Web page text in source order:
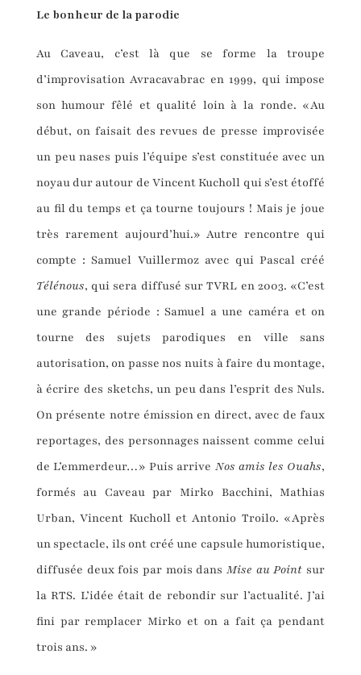
Le bonheur de la parodie
Au Caveau, c’est là que se forme la troupe
d’improvisation Avracavabrac en 1999, qui impose
son humour fêlé et qualité loin à la ronde. «Au
début, on faisait des revues de presse improvisée
un peu nases puis l’équipe s’est constituée avec un
noyau dur autour de Vincent Kucholl qui s’est étoffé
au fil du temps et ça tourne toujours ! Mais je joue
très rarement aujourd’hui.» Autre rencontre qui
compte : Samuel Vuillermoz avec qui Pascal créé
Télénous, qui sera diffusé sur TVRL en 2003. «C’est
une grande période : Samuel a une caméra et on
tourne des sujets parodiques en ville sans
autorisation, on passe nos nuits à faire du montage,
à écrire des sketchs, un peu dans l’esprit des Nuls.
On présente notre émission en direct, avec de faux
reportages, des personnages naissent comme celui
de L’emmerdeur…» Puis arrive Nos amis les Ouahs,
formés au Caveau par Mirko Bacchini, Mathias
Urban, Vincent Kucholl et Antonio Troilo. «Après
un spectacle, ils ont créé une capsule humoristique,
diffusée deux fois par mois dansMise au Point sur
la RTS. L’idée était de rebondir sur l’actualité. J’ai
fini par remplacer Mirko et on a fait ça pendant
trois ans. »